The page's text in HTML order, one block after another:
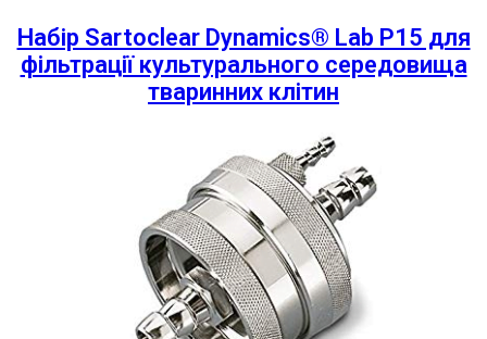
Набір Sartoclear Dynamics® Lab P15 для
фільтрації культурального середовища
тваринних клітин